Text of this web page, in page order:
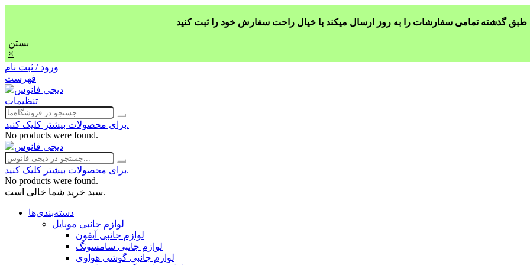
بستن
×
ورود / ثبت نام
فهرست
تنظیمات
برای محصولات بیشتر کلیک کنید.
No products were found.
برای محصولات بیشتر کلیک کنید.
No products were found.
سبد خرید شما خالی است.
دسته‌بندی‌ها
لوازم جانبی موبایل
لوازم جانبی آیفون
لوازم جانبی سامسونگ
لوازم جانبی گوشی هواوی